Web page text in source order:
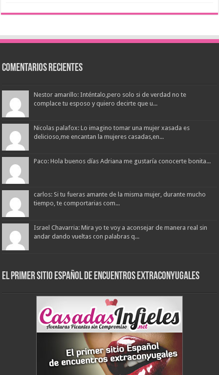
Comentarios Recientes
Nestor amarillo: Inténtalo,pero solo si de verdad no te
complace tu esposo y quiero decirte que u...
Nicolas palafox: Lo imagino tomar una mujer xasada es
delicioso,me encantan la mujeres casadas,en...
Paco: Hola buenos días Adriana me gustaría conocerte bonita...
carlos: Si tu fueras amante de la misma mujer, durante mucho
tiempo, te comportarias com...
Israel Chavarria: Mira yo te voy a aconsejar de manera real sin
andar dando vueltas con palabras q...
El primer sitio Español de Encuentros Extraconyugales